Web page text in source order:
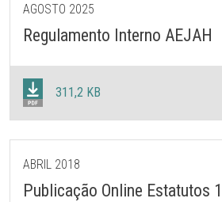
AGOSTO 2025
Regulamento Interno AEJAH
311,2 KB
ABRIL 2018
Publicação Online Estatutos